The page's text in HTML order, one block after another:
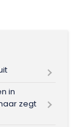
in
zegt